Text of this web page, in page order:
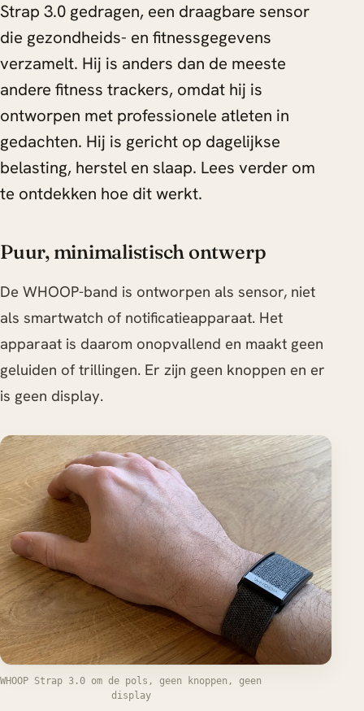
Strap 3.0 gedragen, een draagbare sensor
die gezondheids- en fitnessgegevens
verzamelt. Hij is anders dan de meeste
andere fitness trackers, omdat hij is
ontworpen met professionele atleten in
gedachten. Hij is gericht op dagelijkse
belasting, herstel en slaap. Lees verder om
te ontdekken hoe dit werkt.
Puur, minimalistisch ontwerp
De WHOOP-band is ontworpen als sensor, niet
als smartwatch of notificatieapparaat. Het
apparaat is daarom onopvallend en maakt geen
geluiden of trillingen. Er zijn geen knoppen en er
is geen display.
WHOOP Strap 3.0 om de pols, geen knoppen, geen
display